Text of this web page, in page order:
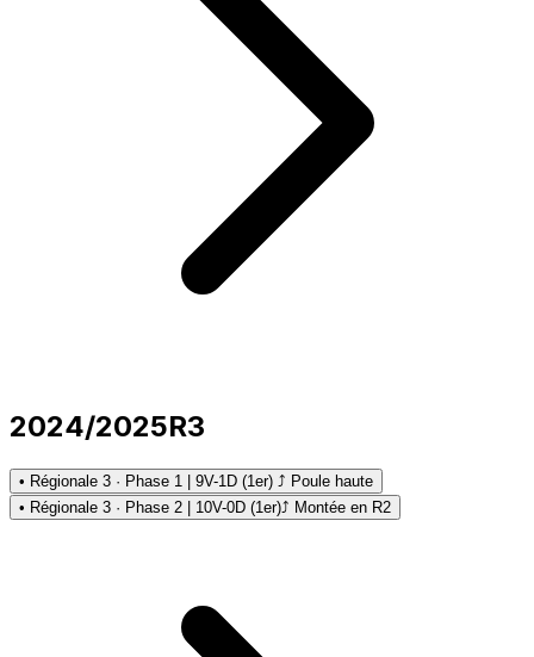
2024/2025R3
• Régionale 3 · Phase 1 | 9V-1D (1er) ⤴ Poule haute
• Régionale 3 · Phase 2 | 10V-0D (1er)⤴ Montée en R2